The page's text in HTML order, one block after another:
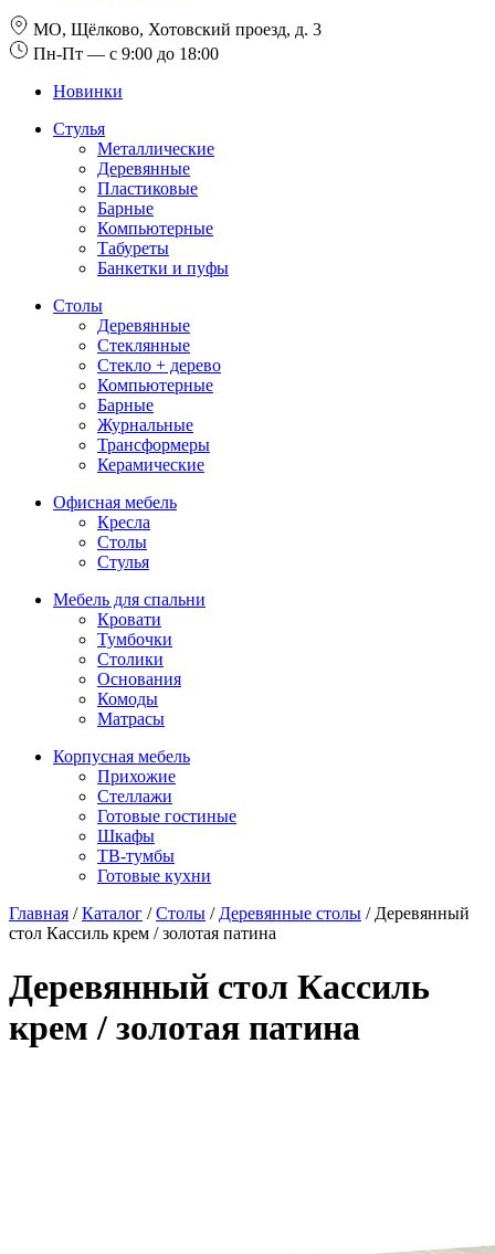
МО, Щёлково, Хотовский проезд, д. 3
Пн-Пт — с 9:00 до 18:00
Новинки
Стулья
Металлические
Деревянные
Пластиковые
Барные
Компьютерные
Табуреты
Банкетки и пуфы
Столы
Деревянные
Стеклянные
Стекло + дерево
Компьютерные
Барные
Журнальные
Трансформеры
Керамические
Офисная мебель
Кресла
Столы
Стулья
Мебель для спальни
Кровати
Тумбочки
Столики
Основания
Комоды
Матрасы
Корпусная мебель
Прихожие
Стеллажи
Готовые гостиные
Шкафы
ТВ-тумбы
Готовые кухни
Главная /Каталог /Столы / Деревянные столы / Деревянный
стол Кассиль крем / золотая патина
Деревянный стол Кассиль
крем / золотая патина